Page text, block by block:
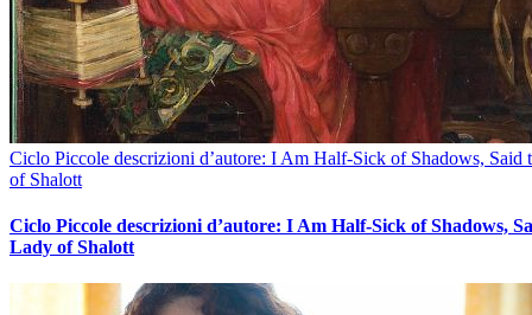
Ciclo Piccole descrizioni d’autore: I Am Half-Sick of Shadows, Said
of Shalott
Ciclo Piccole descrizioni d’autore: I Am Half-Sick of Shadows,
Lady of Shalott